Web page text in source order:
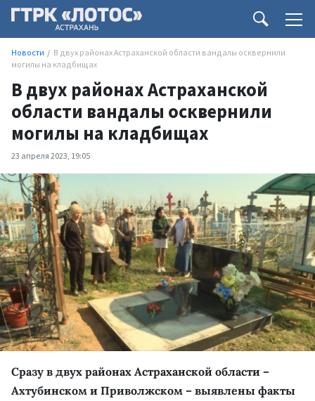
Новости
В двух районах Астраханской области вандалы осквернили
могилы на кладбищах
В двух районах Астраханской
области вандалы осквернили
могилы на кладбищах
23 апреля 2023, 19:05
Сразу в двух районах Астраханской области –
Ахтубинском и Приволжском – выявлены факты